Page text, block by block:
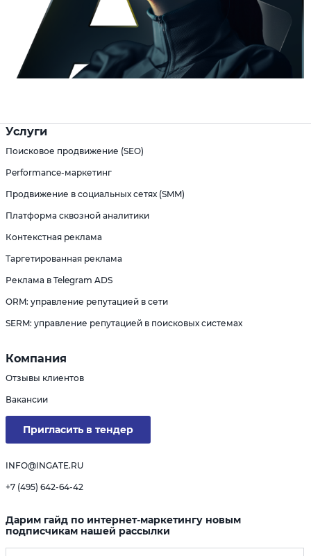
Услуги
Поисковое продвижение (SEO)
Performance-маркетинг
Продвижение в социальных сетях (SMM)
Платформа сквозной аналитики
Контекстная реклама
Таргетированная реклама
Реклама в Telegram ADS
ORM: управление репутацией в сети
SERM: управление репутацией в поисковых системах
Компания
Отзывы клиентов
Вакансии
Пригласить в тендер
INFO@INGATE.RU
+7 (495) 642-64-42
Дарим гайд по интернет-маркетингу новым
подписчикам нашей рассылки